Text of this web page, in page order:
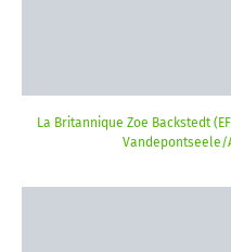
La Britannique Zoe Backstedt
Vandepontseele/